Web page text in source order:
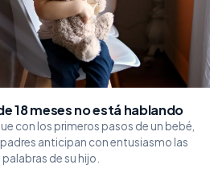
18 meses no está hablando
con los primeros pasos de un bebé,
anticipan con entusiasmo las
de su hijo.